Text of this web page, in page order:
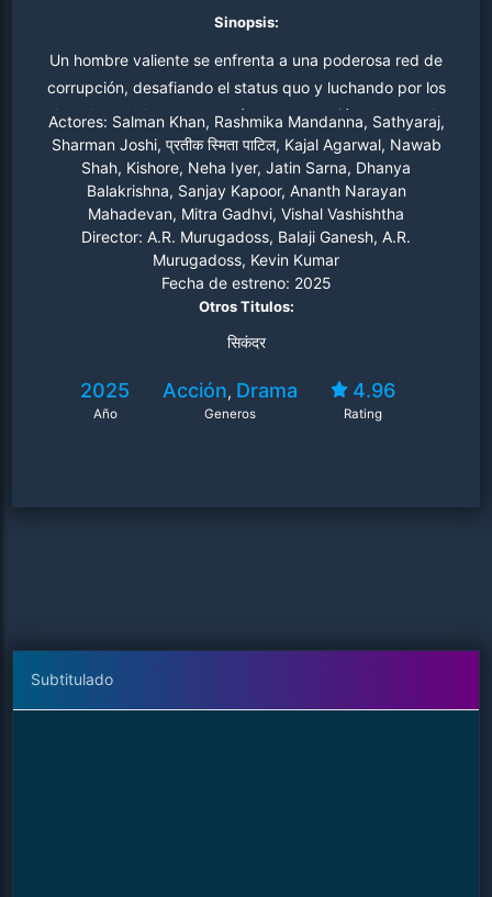
Sinopsis:
Un hombre valiente se enfrenta a una poderosa red de
corrupción, desafiando el status quo y luchando por los
derechos de la gente común en una nación presa de la
injusticia.
Actores: Salman Khan, Rashmika Mandanna, Sathyaraj,
Sharman Joshi, प्रतीक स्मिता पाटिल, Kajal Agarwal, Nawab
Shah, Kishore, Neha Iyer, Jatin Sarna, Dhanya
Balakrishna, Sanjay Kapoor, Ananth Narayan
Mahadevan, Mitra Gadhvi, Vishal Vashishtha
Director: A.R. Murugadoss, Balaji Ganesh, A.R.
Murugadoss, Kevin Kumar
Fecha de estreno: 2025
Otros Titulos:
सिकंदर
2025
Año
Acción, Drama
Generos
4.96
Rating
Subtitulado